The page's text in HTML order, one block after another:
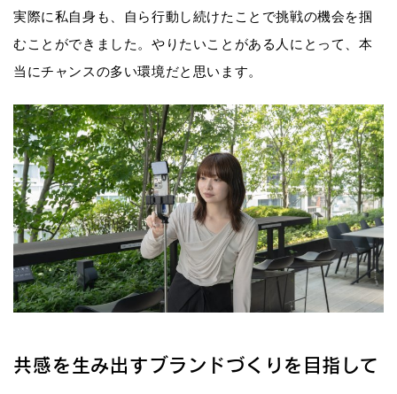
実際に私自身も、自ら行動し続けたことで挑戦の機会を掴
むことができました。やりたいことがある人にとって、本
当にチャンスの多い環境だと思います。
共感を生み出すブランドづくりを目指して